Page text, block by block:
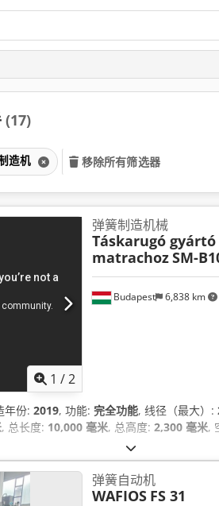
(17)
造机 移除所有筛选器
1 /2
Budapest 6,838 km
弹簧制造机械
Táskarugó gyártó
matrachozSM-
年份: 2019, 功能: 完全功能, 线径（最大）:
, 总长度: 10,000 毫米, 总高度: 2,300 毫米,
弹簧自动机
WAFIOS FS 31